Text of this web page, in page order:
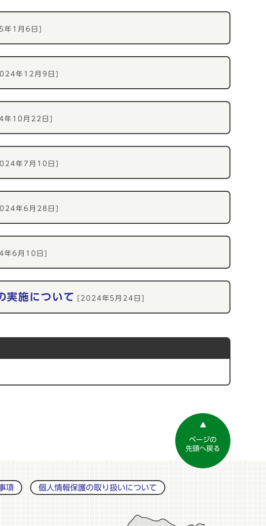
年1月6日]
年12月9日]
年10月22日]
年7月10日]
年6月28日]
年6月10日]
実施について [2024年5月24日]
ページの
先頭へ戻る
項 個人情報保護の取り扱いについて